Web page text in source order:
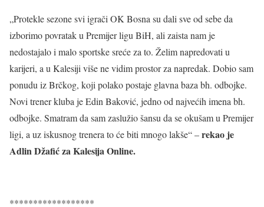
„Protekle sezone svi igrači OK Bosna su dali sve od sebe da
izborimo povratak u Premijer ligu BiH, ali zaista nam je
nedostajalo i malo sportske sreće za to. Želim napredovati u
karijeri, a u Kalesiji više ne vidim prostor za napredak. Dobio sam
ponudu iz Brčkog, koji polako postaje glavna baza bh. odbojke.
Novi trener kluba je Edin Baković, jedno od najvećih imena bh.
odbojke. Smatram da sam zaslužio šansu da se okušam u Premijer
ligi, a uz iskusnog trenera to će biti mnogo lakše“ –rekao je
Adlin Džafić za Kalesija Online.
******************